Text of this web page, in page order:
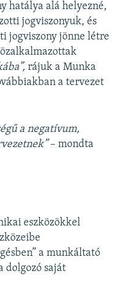
hatálya alá helyezné,
jogviszonyuk, és
jogviszony jönne létre
rájuk a Munka
a tervezet
a negatívum,
– mondta
eszközökkel
a munkáltató
dolgozó saját